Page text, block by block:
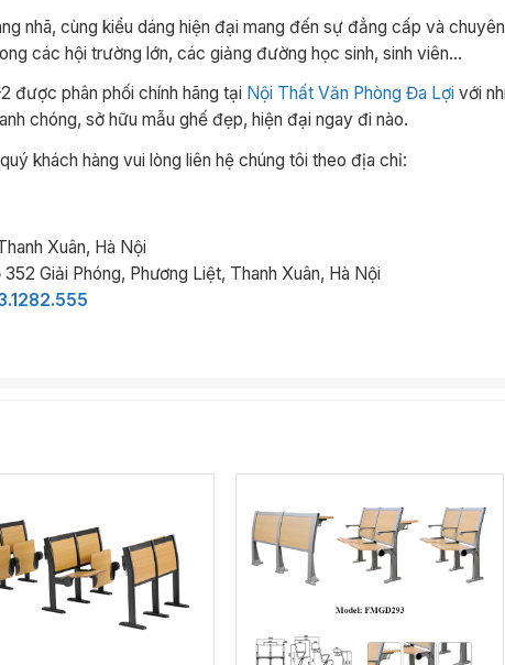
nhã, cùng kiểu dáng hiện đại mang đến sự đẳng cấp và
các hội trường lớn, các giảng đường học sinh, sinh viên…
được phân phối chính hãng tại Nội Thất Văn Phòng Đa Lợi với
chóng, sở hữu mẫu ghế đẹp, hiện đại ngay đi nào.
khách hàng vui lòng liên hệ chúng tôi theo địa chỉ:
Xuân, Hà Nội
Giải Phóng, Phương Liệt, Thanh Xuân, Hà Nội